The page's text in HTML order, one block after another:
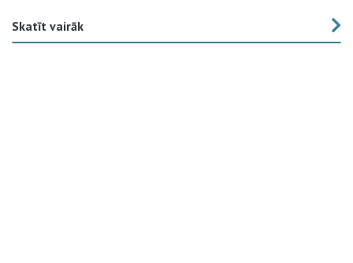
Skatīt vairāk